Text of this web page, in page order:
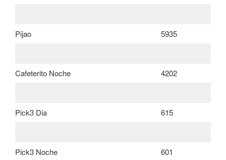
Pijao 5935
Cafeterito Noche 4202
Pick3 Dia 615
Pick3 Noche 601